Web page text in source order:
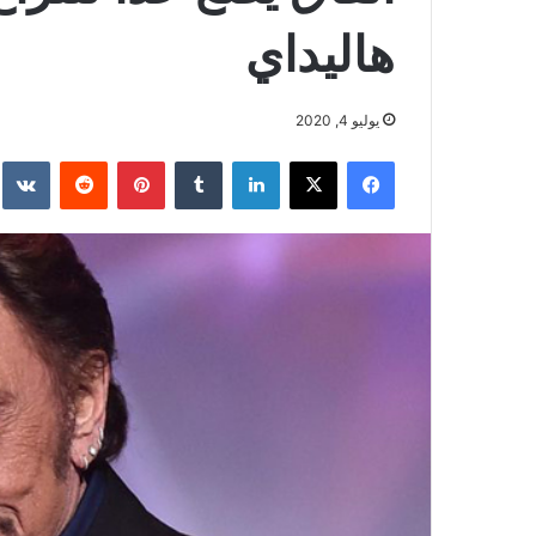
هاليداي
يوليو 4, 2020
فيسبوك ‫X لينكدإن بينتيريست